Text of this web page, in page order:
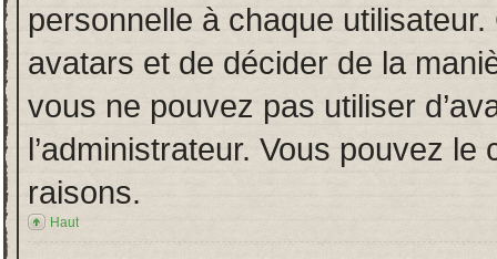
personnelle à chaque utilisateur.
avatars et de décider de la
vous ne pouvez pas utiliser
l’administrateur. Vous pouvez
raisons.
Haut